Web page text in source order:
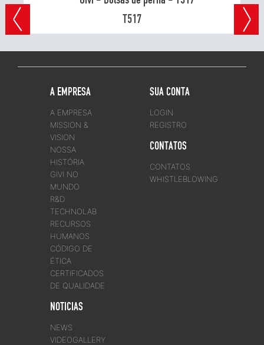
T517
A EMPRESA
A EMPRESA
MISSION &
VISION
NOSSA
HISTÓRIA
GIVI NO
MUNDO
R&D
TECHNOLAB
RECURSOS
HUMANOS
CÓDIGO DE
ÉTICA
CERTIFICADOS
DE QUALIDADE
NOTICIAS
NEWS
VIDEOGALLERY
SUA CONTA
LOGIN
REGISTRO
CONTATOS
CONTATOS
WHISTLEBLOWING